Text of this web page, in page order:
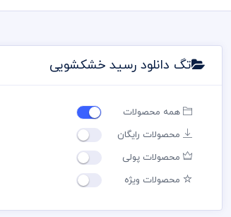
تگ دانلود رسید خشکشویی
همه محصولات
محصولات رایگان
محصولات پولی
محصولات ویژه